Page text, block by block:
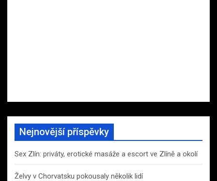
Nejnovější příspěvky
Sex Zlín: priváty, erotické masáže a escort ve Zlíně a okolí
Želvy v Chorvatsku pokousaly několik lidí